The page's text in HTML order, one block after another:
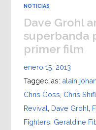
NOTICIAS
Dave Grohl
superbanda
primer film
enero 15, 2013
Tagged as: alain
Chris Goss, Chris
Revival, Dave Grohl,
Fighters, Geraldine